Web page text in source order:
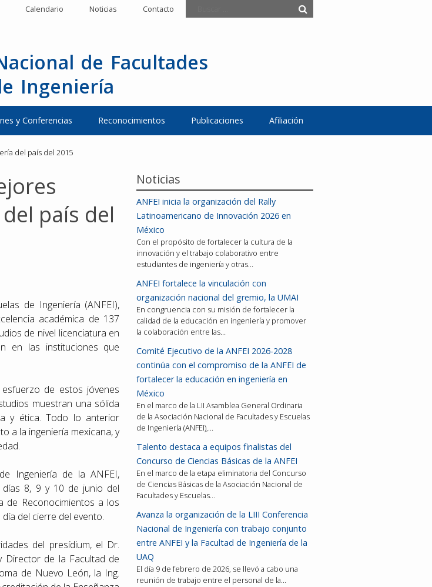
Calendario Noticias Contacto
de Facultades
Ingeniería
y Conferencias Reconocimientos Publicaciones Afiliación
del país del 2015
país del
de Ingeniería (ANFEI),
académica de 137
de nivel licenciatura en
en las instituciones que
de estos jóvenes
muestran una sólida
y ética. Todo lo anterior
a la ingeniería mexicana, y
Ingeniería de la ANFEI,
8, 9 y 10 de junio del
de Reconocimientos a los
del cierre del evento.
del presídium, el Dr.
Director de la Facultad de
de Nuevo León, la Ing.
Noticias
ANFEI inicia la organización del Rally
Latinoamericano de Innovación 2026 en
México
Con el propósito de fortalecer la cultura de la
innovación y el trabajo colaborativo entre
estudiantes de ingeniería y otras…
ANFEI fortalece la vinculación con
organización nacional del gremio, la UMAI
En congruencia con su misión de fortalecer la
calidad de la educación en ingeniería y promover
la colaboración entre las…
Comité Ejecutivo de la ANFEI 2026-2028
continúa con el compromiso de la ANFEI de
fortalecer la educación en ingeniería en
México
En el marco de la LII Asamblea General Ordinaria
de la Asociación Nacional de Facultades y Escuelas
de Ingeniería (ANFEI),…
Talento destaca a equipos finalistas del
Concurso de Ciencias Básicas de la ANFEI
En el marco de la etapa eliminatoria del Concurso
de Ciencias Básicas de la Asociación Nacional de
Facultades y Escuelas…
Avanza la organización de la LIII Conferencia
Nacional de Ingeniería con trabajo conjunto
entre ANFEI y la Facultad de Ingeniería de la
UAQ
El día 9 de febrero de 2026, se llevó a cabo una
reunión de trabajo entre el personal de la…